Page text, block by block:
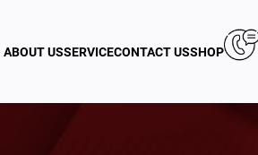
ABOUT USSERVICECONTACT USSHOP